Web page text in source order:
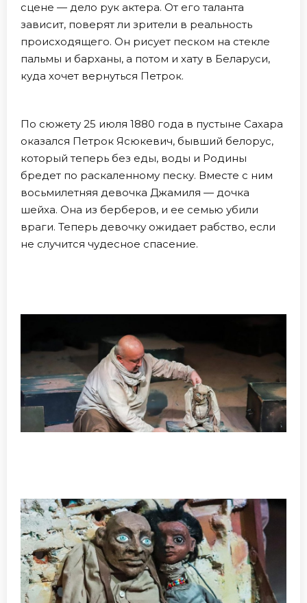
сцене — дело рук актера. От его таланта
зависит, поверят ли зрители в реальность
происходящего. Он рисует песком на стекле
пальмы и барханы, а потом и хату в Беларуси,
куда хочет вернуться Петрок.
По сюжету 25 июля 1880 года в пустыне Сахара
оказался Петрок Ясюкевич, бывший белорус,
который теперь без еды, воды и Родины
бредет по раскаленному песку. Вместе с ним
восьмилетняя девочка Джамиля — дочка
шейха. Она из берберов, и ее семью убили
враги. Теперь девочку ожидает рабство, если
не случится чудесное спасение.